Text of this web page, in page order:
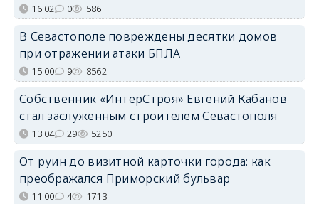
16:02 0 586
В Севастополе повреждены десятки домов
при отражении атаки БПЛА
15:00 9 8562
Собственник «ИнтерСтроя» Евгений Кабанов
стал заслуженным строителем Севастополя
13:04 29 5250
От руин до визитной карточки города: как
преображался Приморский бульвар
11:00 4 1713